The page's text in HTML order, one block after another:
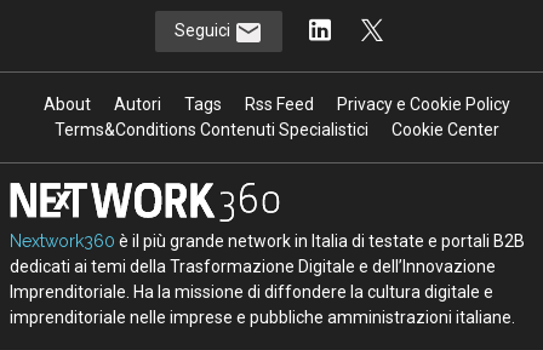
Seguici
About Autori Tags Rss Feed
Privacy e Cookie Policy
Terms&Conditions Contenuti Specialistici
Cookie Center
Nextwork360 è il più grande network in Italia di testate e portali B2B
dedicati ai temi della Trasformazione Digitale e dell’Innovazione
Imprenditoriale. Ha la missione di diffondere la cultura digitale e
imprenditoriale nelle imprese e pubbliche amministrazioni italiane.